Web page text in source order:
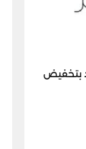
2026 الجديد بتخفيض